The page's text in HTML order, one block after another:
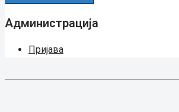
Администрација
Пријава